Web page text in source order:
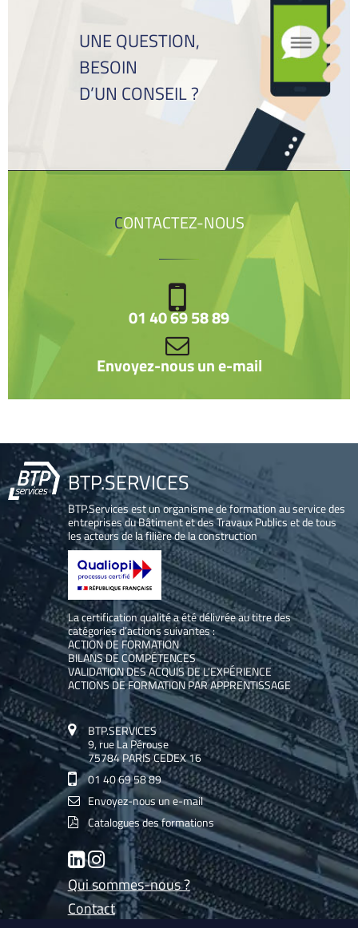
UNE QUESTION,
BESOIN
D’UN CONSEIL ?
CONTACTEZ-NOUS
01 40 69 58 89
Envoyez-nous un e-mail
BTP.SERVICES
BTP.Services est un organisme de formation au service des
entreprises du Bâtiment et des Travaux Publics et de tous
les acteurs de la filière de la construction
La certification qualité a été délivrée au titre des
catégories d’actions suivantes :
ACTION DE FORMATION
BILANS DE COMPÉTENCES
VALIDATION DES ACQUIS DE L’EXPÉRIENCE
ACTIONS DE FORMATION PAR APPRENTISSAGE
BTP.SERVICES
9, rue La Pérouse
75784 PARIS CEDEX 16
01 40 69 58 89
Envoyez-nous un e-mail
Catalogues des formations
LinkedInInstagram
Qui sommes-nous ?
Contact